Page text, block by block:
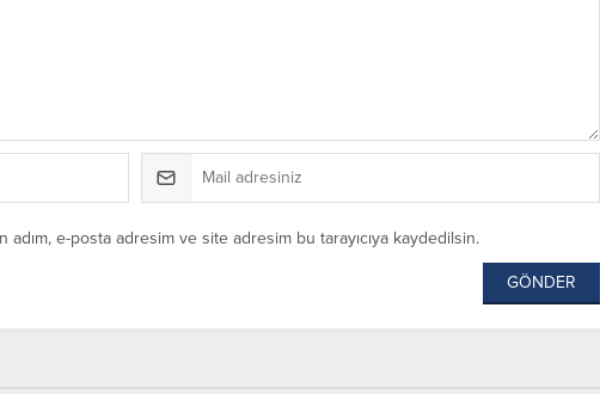
adım, e-posta adresim ve site adresim bu tarayıcıya kaydedilsin.